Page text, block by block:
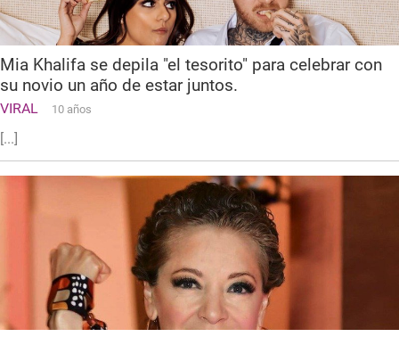
Mia Khalifa se depila "el tesorito" para celebrar con
su novio un año de estar juntos.
VIRAL 10 años
[...]